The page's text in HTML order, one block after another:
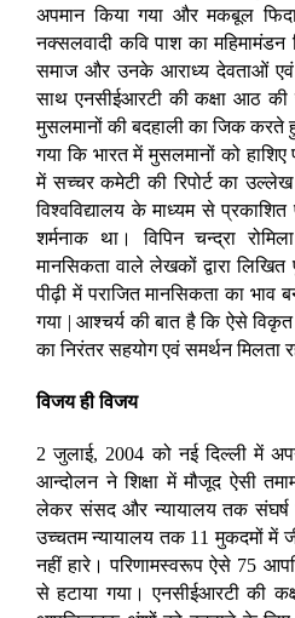
अपमान किया गया और मकबूल
नक्सलवादी कवि पाश का
समाज और उनके आराध्य देवताओं
साथ एनसीईआरटी की कक्षा आठ की
मुसलमानों की बदहाली का जिक करते
गया कि भारत में मुसलमानों को
में सच्चर कमेटी की रिपोर्ट का
विश्वविद्यालय के माध्यम से
शर्मनाक था। विपिन चन्द्रा
मानसिकता वाले लेखकों द्वारा
पीढ़ी में पराजित मानसिकता का
गया | आश्चर्य की बात है कि ऐसे
का निरंतर सहयोग एवं समर्थन मिलता
विजय ही विजय
2 जुलाई, 2004 को नई दिल्ली में
आन्दोलन ने शिक्षा में मौजूद ऐसी
लेकर संसद और न्यायालय तक संघर्ष
उच्चतम न्यायालय तक 11 मुकदमों में
नहीं हारे। परिणामस्वरूप ऐसे 75
से हटाया गया। एनसीईआरटी की